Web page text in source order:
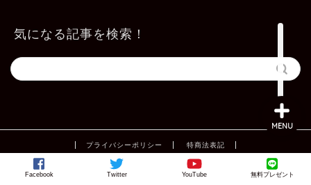
気になる記事を検索！
プライバシーポリシー 特商法表記
2013–2026 上田幸司 公式ブログ
Facebook Twitter YouTube 無料プレゼント
MENU